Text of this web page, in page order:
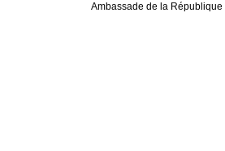
Ambassade de la